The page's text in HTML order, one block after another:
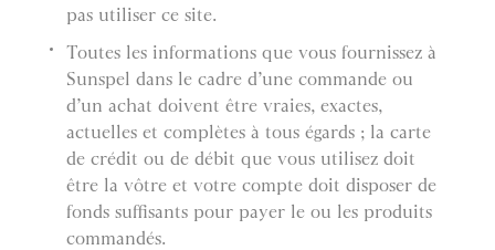
pas utiliser ce site.
Toutes les informations que vous fournissez à
Sunspel dans le cadre d’une commande ou
d’un achat doivent être vraies, exactes,
actuelles et complètes à tous égards ; la carte
de crédit ou de débit que vous utilisez doit
être la vôtre et votre compte doit disposer de
fonds suffisants pour payer le ou les produits
commandés.